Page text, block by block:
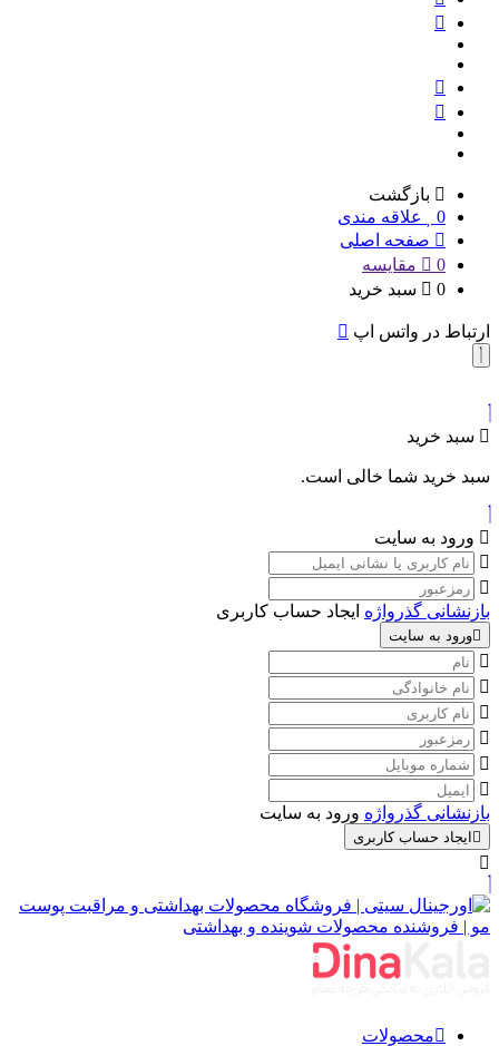
بازگشت
0
علاقه مندی
صفحه اصلی
0
مقایسه
0
سبد خرید
ارتباط در واتس اپ
سبد خرید
سبد خرید شما خالی است.
ورود به سایت
بازنشانی گذرواژه ایجاد حساب کاربری
ورود به سایت
بازنشانی گذرواژه ورود به سایت
ایجاد حساب کاربری
محصولات